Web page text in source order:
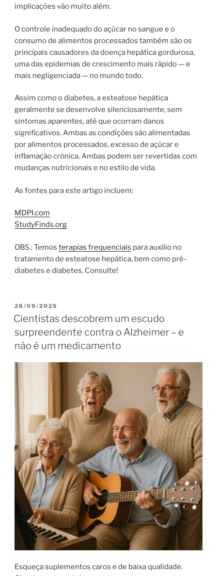
implicações vão muito além.
O controle inadequado do açúcar no sangue e o
consumo de alimentos processados ​​também são os
principais causadores da doença hepática gordurosa,
uma das epidemias de crescimento mais rápido — e
mais negligenciada — no mundo todo.
Assim como o diabetes, a esteatose hepática
geralmente se desenvolve silenciosamente, sem
sintomas aparentes, até que ocorram danos
significativos. Ambas as condições são alimentadas
por alimentos processados, excesso de açúcar e
inflamação crônica. Ambas podem ser revertidas com
mudanças nutricionais e no estilo de vida.
As fontes para este artigo incluem:
MDPI.com
StudyFinds.org
OBS.: Temos terapias frequenciais para auxílio no
tratamento de esteatose hepática, bem como pré-
diabetes e diabetes. Consulte!
PUBLICADO
EM
26/09/2025
Cientistas descobrem um escudo
surpreendente contra o Alzheimer – e
não é um medicamento
Esqueça suplementos caros e de baixa qualidade.